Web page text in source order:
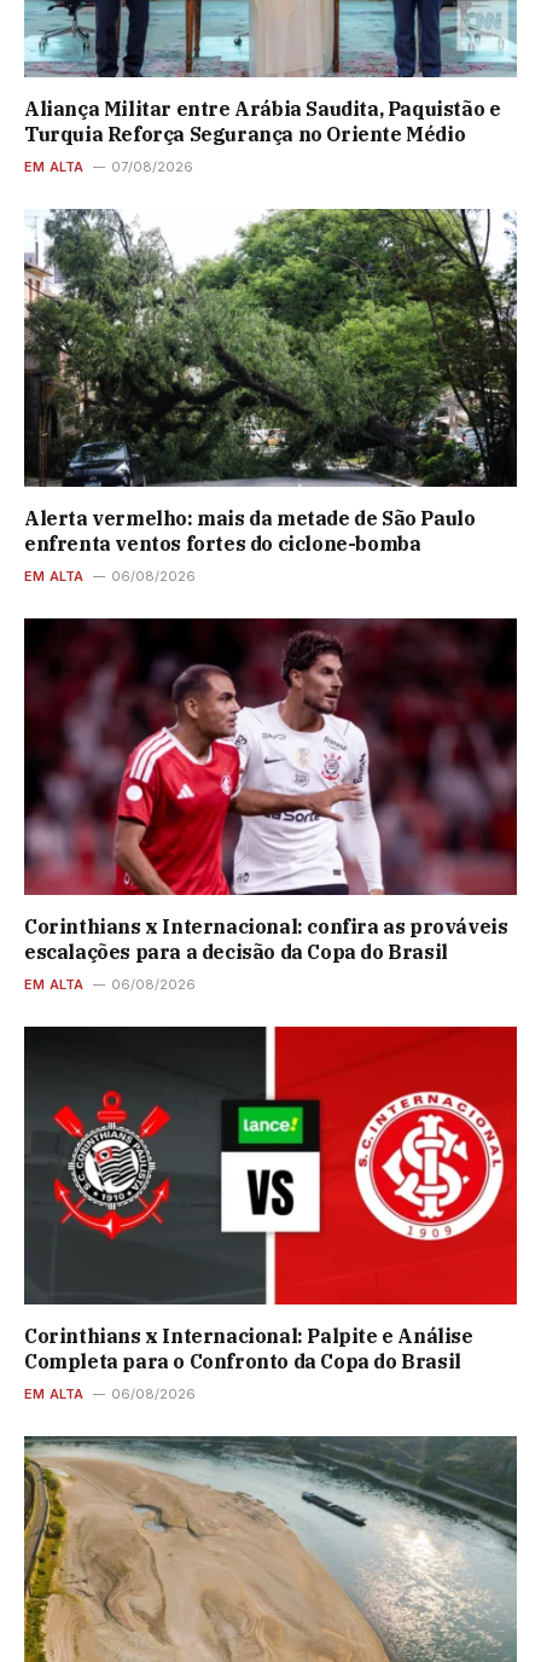
Aliança Militar entre Arábia Saudita, Paquistão e
Turquia Reforça Segurança no Oriente Médio
EM ALTA 07/08/2026
Alerta vermelho: mais da metade de São Paulo
enfrenta ventos fortes do ciclone-bomba
EM ALTA 06/08/2026
Corinthians x Internacional: confira as prováveis
escalações para a decisão da Copa do Brasil
EM ALTA 06/08/2026
Corinthians x Internacional: Palpite e Análise
Completa para o Confronto da Copa do Brasil
EM ALTA 06/08/2026